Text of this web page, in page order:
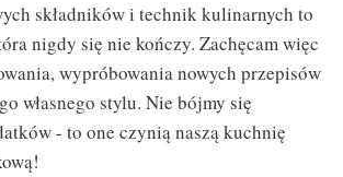
składników i technik kulinarnych to
nigdy się nie kończy. Zachęcam więc
wypróbowania nowych przepisów
własnego stylu. Nie bójmy się
- to one czynią naszą kuchnię